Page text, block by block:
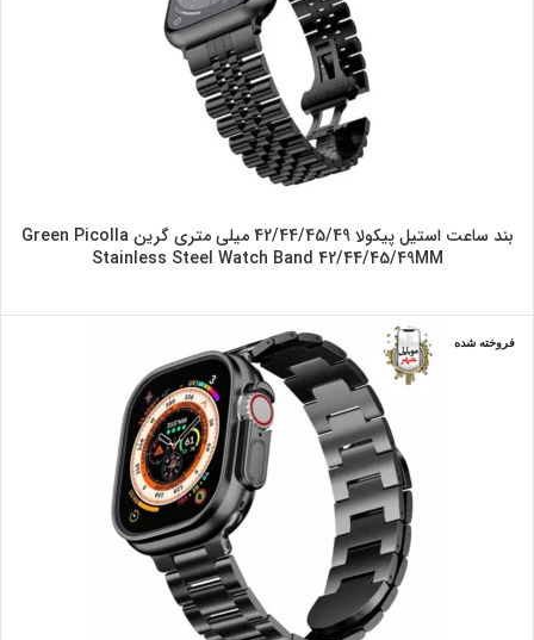
بند ساعت استیل پیکولا 42/44/45/49 میلی متری گرین Green Picolla
Stainless Steel Watch Band 42/44/45/49MM
فروخته شده